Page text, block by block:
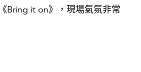
Bring it on》，現場氣氛非常